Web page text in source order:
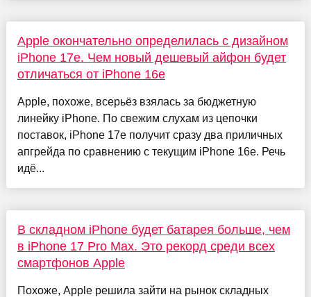
Apple окончательно определилась с дизайном
iPhone 17e. Чем новый дешевый айфон будет
отличаться от iPhone 16e
Apple, похоже, всерьёз взялась за бюджетную
линейку iPhone. По свежим слухам из цепочки
поставок, iPhone 17e получит сразу два приличных
апгрейда по сравнению с текущим iPhone 16e. Речь
идё...
В складном iPhone будет батарея больше, чем
в iPhone 17 Pro Max. Это рекорд среди всех
смартфонов Apple
Похоже, Apple решила зайти на рынок складных